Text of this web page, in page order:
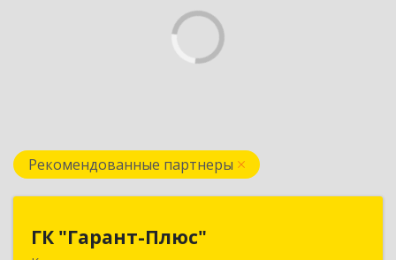
Рекомендованные партнеры
ГК "Гарант-Плюс"